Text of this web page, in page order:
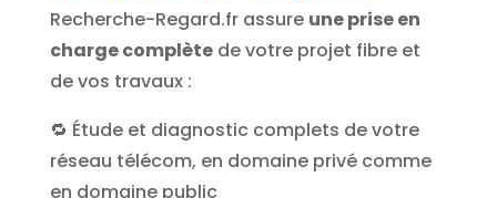
Recherche-Regard.fr assure une prise en
charge complètede votre projet fibre et
de vos travaux :
🔁 Étude et diagnostic complets de votre
réseau télécom, en domaine privé comme
en domaine public